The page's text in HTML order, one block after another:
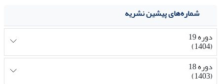
شماره‌های پیشین نشریه
دوره 19
(1404)
دوره 18
(1403)